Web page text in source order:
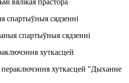
вялікая прастора
спартыўныя сядзенні
хуткасцей "Дыханне